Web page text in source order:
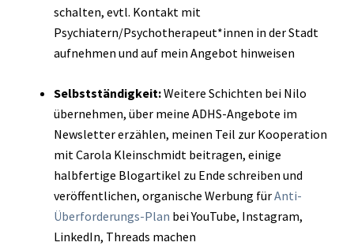
schalten, evtl. Kontakt mit
Psychiatern/Psychotherapeut*innen in der Stadt
aufnehmen und auf mein Angebot hinweisen
Selbstständigkeit:Weitere Schichten bei Nilo
übernehmen, über meine ADHS-Angebote im
Newsletter erzählen, meinen Teil zur Kooperation
mit Carola Kleinschmidt beitragen, einige
halbfertige Blogartikel zu Ende schreiben und
veröffentlichen, organische Werbung fürAnti-
Überforderungs-Plan bei YouTube, Instagram,
LinkedIn, Threads machen